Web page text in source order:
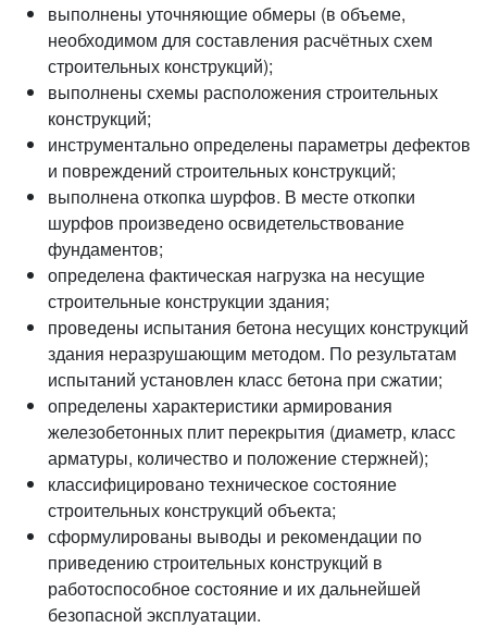
выполнены уточняющие обмеры (в объеме,
необходимом для составления расчётных схем
строительных конструкций);
выполнены схемы расположения строительных
конструкций;
инструментально определены параметры дефектов
и повреждений строительных конструкций;
выполнена откопка шурфов. В месте откопки
шурфов произведено освидетельствование
фундаментов;
определена фактическая нагрузка на несущие
строительные конструкции здания;
проведены испытания бетона несущих конструкций
здания неразрушающим методом. По результатам
испытаний установлен класс бетона при сжатии;
определены характеристики армирования
железобетонных плит перекрытия (диаметр, класс
арматуры, количество и положение стержней);
классифицировано техническое состояние
строительных конструкций объекта;
сформулированы выводы и рекомендации по
приведению строительных конструкций в
работоспособное состояние и их дальнейшей
безопасной эксплуатации.